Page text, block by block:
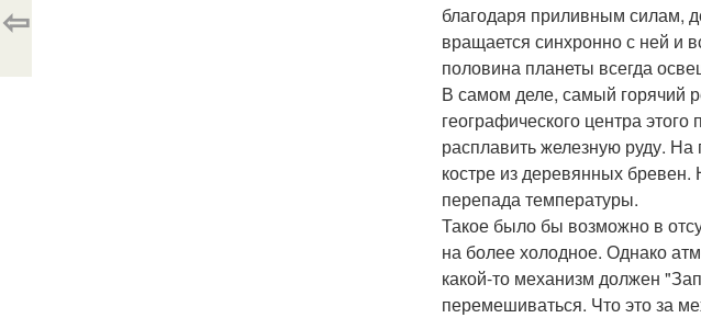
благодаря приливным силам,
вращается синхронно с ней и
половина планеты всегда
В самом деле, самый горячий
географического центра
расплавить железную руду.
костре из деревянных
перепада температуры.
Такое было бы возможно в
на более холодное. Однако
какой-то механизм должен
перемешиваться. Что это за
⇦